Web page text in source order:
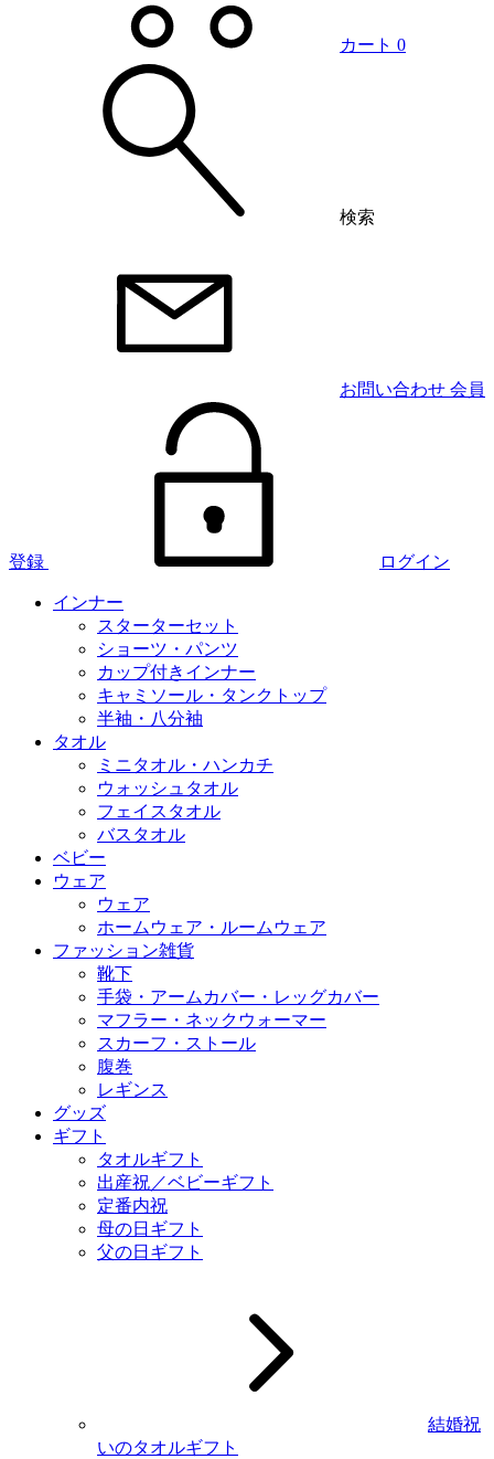
カート 0
検索
お問い合わせ 会員
登録 ログイン
インナー
スターターセット
ショーツ・パンツ
カップ付きインナー
キャミソール・タンクトップ
半袖・八分袖
タオル
ミニタオル・ハンカチ
ウォッシュタオル
フェイスタオル
バスタオル
ベビー
ウェア
ウェア
ホームウェア・ルームウェア
ファッション雑貨
靴下
手袋・アームカバー・レッグカバー
マフラー・ネックウォーマー
スカーフ・ストール
腹巻
レギンス
グッズ
ギフト
タオルギフト
出産祝／ベビーギフト
定番内祝
母の日ギフト
父の日ギフト
結婚祝
いのタオルギフト